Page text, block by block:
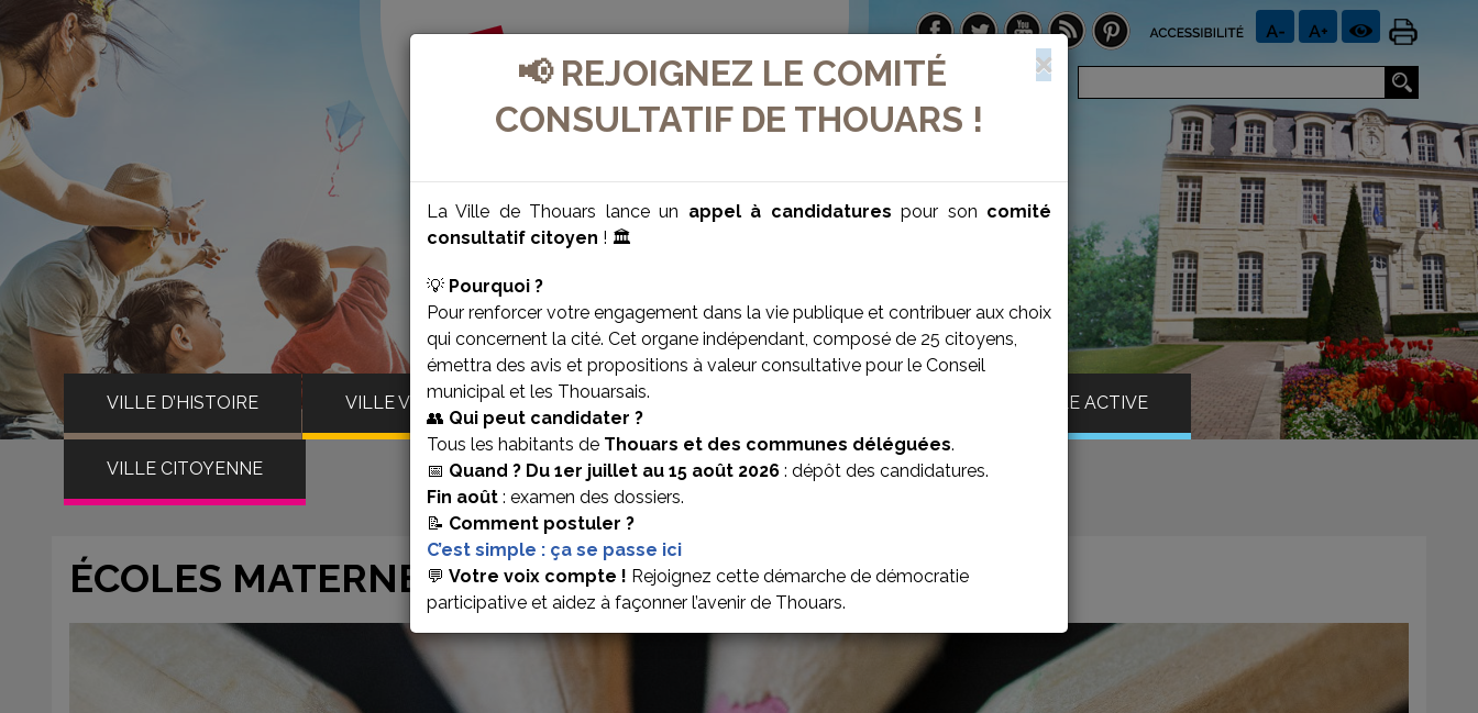
📢 REJOIGNEZ LE COMITÉ
CONSULTATIF DE THOUARS !
La Ville de Thouars lance un appel à candidatures pour son comité
consultatif citoyen ! 🏛️
💡 Pourquoi ?
Pour renforcer votre engagement dans la vie publique et contribuer aux choix
qui concernent la cité. Cet organe indépendant, composé de 25 citoyens,
émettra des avis et propositions à valeur consultative pour le Conseil
municipal et les Thouarsais.
👥 Qui peut candidater ?
Tous les habitants de Thouars et des communes déléguées.
📅 Quand ? Du 1er juillet au 15 août 2026 : dépôt des candidatures.
Fin août : examen des dossiers.
📝 Comment postuler ?
C’est simple : ça se passe ici
💬 Votre voix compte ! Rejoignez cette démarche de démocratie
participative et aidez à façonner l’avenir de Thouars.
VILLE D’HISTOIRE VILLE VIVANTE VILLE BIEN-ÊTRE VILLE ACTIVE
VILLE CITOYENNE
ÉCOLES MATERNELLES